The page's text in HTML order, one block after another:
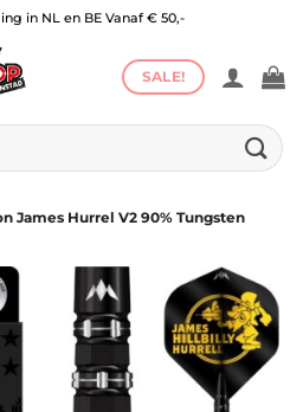
in NL en BE Vanaf € 50,-
SALE!
James Hurrel V2 90% Tungsten